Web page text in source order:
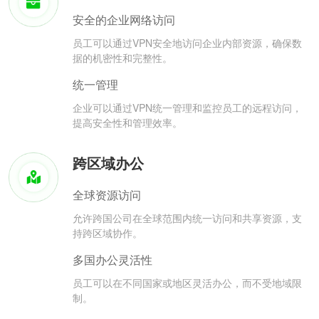
安全的企业网络访问
员工可以通过VPN安全地访问企业内部资源，确保数
据的机密性和完整性。
统一管理
企业可以通过VPN统一管理和监控员工的远程访问，
提高安全性和管理效率。
跨区域办公
全球资源访问
允许跨国公司在全球范围内统一访问和共享资源，支
持跨区域协作。
多国办公灵活性
员工可以在不同国家或地区灵活办公，而不受地域限
制。